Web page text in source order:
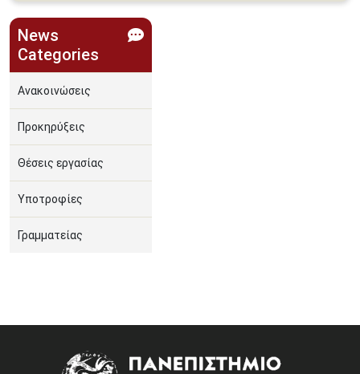
News
Categories
Ανακοινώσεις
Προκηρύξεις
Θέσεις εργασίας
Υποτροφίες
Γραμματείας